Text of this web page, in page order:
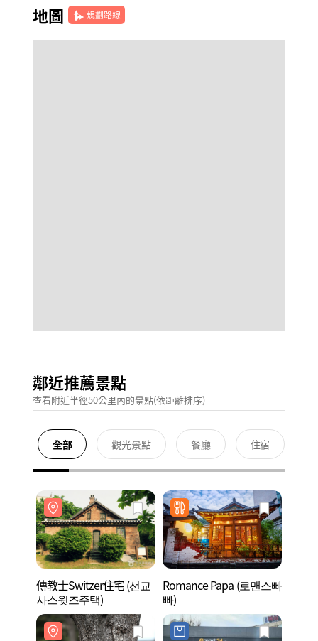
地圖 規劃路線
鄰近推薦景點
查看附近半徑50公里內的景點(依距離排序)
全部 觀光景點 餐廳 住宿
傳教士Switzer住宅 (선교
사스윗즈주택)
Romance Papa (로맨스빠
빠)